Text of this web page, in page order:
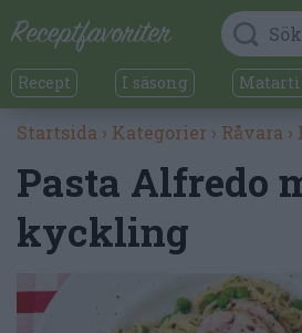
Recept I säsong
Startsida › Kategorier › Råvara ›
Pasta Alfredo
kyckling